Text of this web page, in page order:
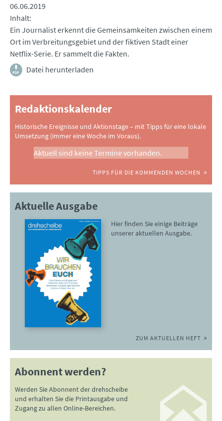
06.06.2019
Inhalt
Ein Journalist erkennt die Gemeinsamkeiten zwischen einem
Ort im Verbreitungsgebiet und der fiktiven Stadt einer
Netflix-Serie. Er sammelt die Fakten.
Datei herunterladen
Redaktionskalender
Historische Ereignisse und Aktionstage – mit Tipps für eine lokale
Umsetzung (immer eine Woche im Voraus).
Aktuell sind keine Termine vorhanden.
TIPPS FÜR DIE KOMMENDEN WOCHEN
Aktuelle Ausgabe
Hier finden Sie einige Beiträge
unserer aktuellen Ausgabe.
ZUM AKTUELLEN HEFT
Abonnent werden?
Werden Sie Abonnent der drehscheibe
und erhalten Sie die Printausgabe und
Zugang zu allen Online-Bereichen.